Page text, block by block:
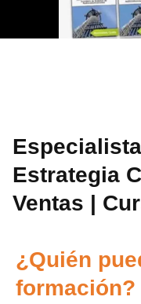
Estrategia
Ventas |
¿Quién
formación?